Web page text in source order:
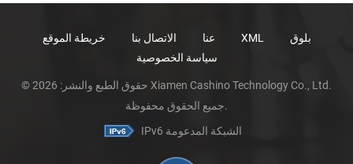
عنا الاتصال بنا خريطة الموقع XML
بلوق
سياسة الخصوصية
© حقوق الطبع والنشر: 2026 Xiamen Cashino Technology Co., Ltd.
جميع الحقوق محفوظة.
IPv6 الشبكة المدعومة